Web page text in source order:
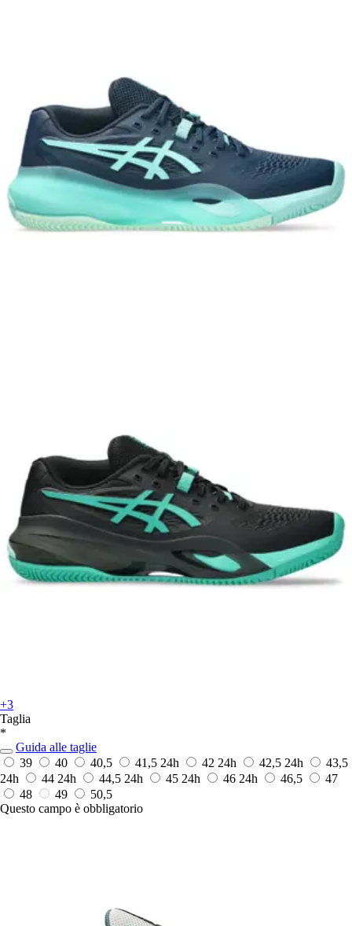
+3
Taglia
*
Guida alle taglie
39
40 40,5 41,5 24h 42 24h 42,5 24h
43,5
24h
44 24h 44,5 24h 45 24h 46 24h 46,5
47
48
49
50,5
Questo campo è obbligatorio